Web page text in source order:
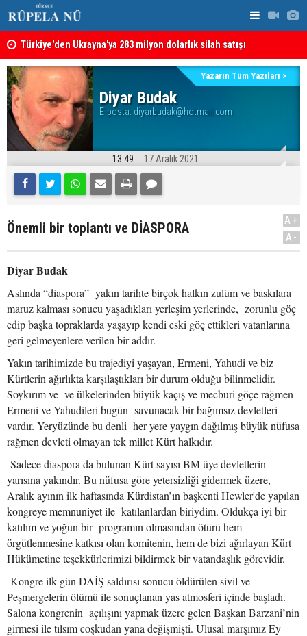
Türkiye'den Ukrayna'ya 283 milyon dolarlık silah satışı
Hürmüz Boğazı krizi: İran ABD'den tazminat istiyor
Diyar Budak
E-posta: diyarbudak@hotmail.com
Yazarın Tüm Yazıları >
13:49 17 Aralık 2021
Önemli bir toplantı ve DİASPORA
A+
A-
Diyar Budak
Aslında “diaspora” yakın tarihte birçok halkın zulüm ve baskılara
maruz kalması sonucu yaşadıkları yerleşim yerlerinde, zorunlu göç
edip başka topraklarda yaşayıp kendi eski göç ettikleri vatanlarına
geri gelmeyenlere verilen bir addır.
Yakın tarihimizde bu trajediyi yaşayan, Ermeni, Yahudi ve biz
Kürtlerin ağırlıkta karşılaştıkları bir durum olduğu bilinmelidir.
Soykırım ve ve ülkelerinden büyük kaçış ve mecburi göçe rağmen
Ermeni ve Yahudileri bugün savunacak bir bağımsız devletleri
vardır. Yeryüzünde bu denli her yere yaygın dağılmış büyük nüfusa
rağmen devleti olmayan tek millet Kürt halkıdır.
Sadece diaspora da bulunan Kürt sayısı BM üye devletlerin
yarısına yakındır. Bu nüfusa göre yetersizliği gidermek üzere,
Aralık ayının ilk haftasında Kürdistan’ın başkenti Hewler'de yapılan
kongreye memnuniyet ile katılanlardan biriydim. Oldukça iyi bir
katılım ve yoğun bir programın olmasından ötürü hem
örgütlenmesine katkısı olan komitenin, hem de bizi ağırlayan Kürt
Hükümetine teşekkürlerimizi bildirmek bir vatandaşlık görevidir.
Kongre ilk gün DAİŞ saldırısı sonucu öldürülen sivil ve
Peşmergelerin ölümü ile sonuçlanan yas atmosferi içinde başladı.
Salona kongrenin açılışını yapmak üzere gelen Başkan Barzani’nin
girmesi ile tılsım coşkudan yana değişmişti. Ulusal marşımız Ey